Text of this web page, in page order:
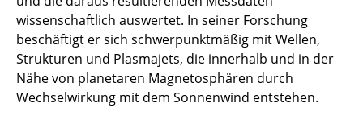
wissenschaftlich auswertet. In seiner Forschung
beschäftigt er sich schwerpunktmäßig mit Wellen,
Strukturen und Plasmajets, die innerhalb und in der
Nähe von planetaren Magnetosphären durch
Wechselwirkung mit dem Sonnenwind entstehen.